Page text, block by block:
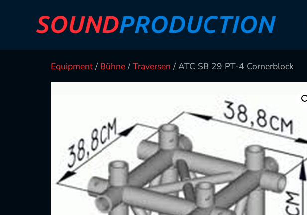
Equipment/ Bühne/Traversen / ATC SB 29 PT-4 Cornerblock